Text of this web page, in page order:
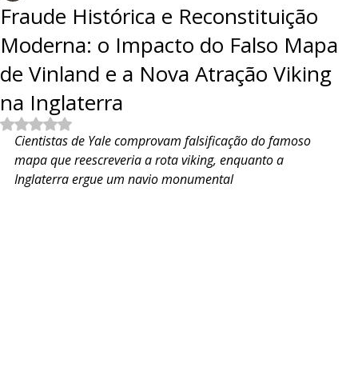
Fraude Histórica e Reconstituição
Moderna: o Impacto do Falso Mapa
de Vinland e a Nova Atração Viking
na Inglaterra
Avaliado com NaN de 5 estrelas.
Cientistas de Yale comprovam falsificação do famoso
mapa que reescreveria a rota viking, enquanto a
Inglaterra ergue um navio monumental